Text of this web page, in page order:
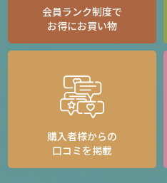
会員ランク制度で
お得にお買い物
購入者様からの
口コミを掲載